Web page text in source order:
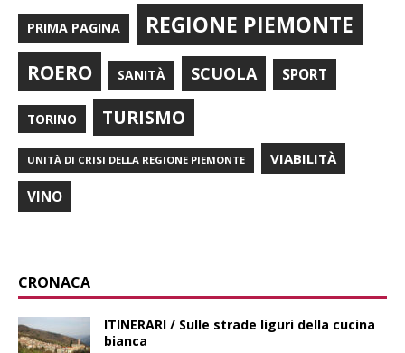
PRIMA PAGINA REGIONE PIEMONTE
ROERO SANITÀ SCUOLA SPORT
TORINO TURISMO
UNITÀ DI CRISI DELLA REGIONE PIEMONTE VIABILITÀ
VINO
CRONACA
ITINERARI / Sulle strade liguri della cucina
bianca